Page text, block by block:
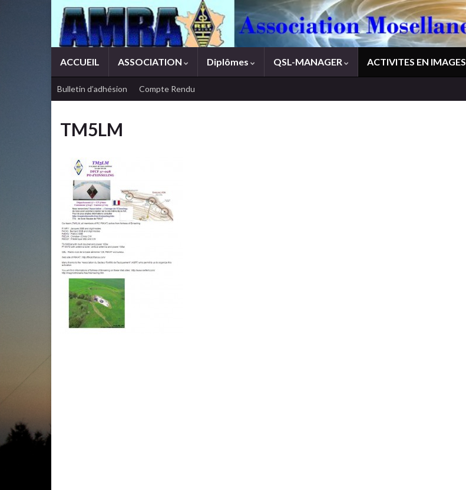
ACCUEIL ASSOCIATION Diplômes QSL-MANAGER ACTIVITES EN IMAGES
Bulletin d’adhésion Compte Rendu
TM5LM